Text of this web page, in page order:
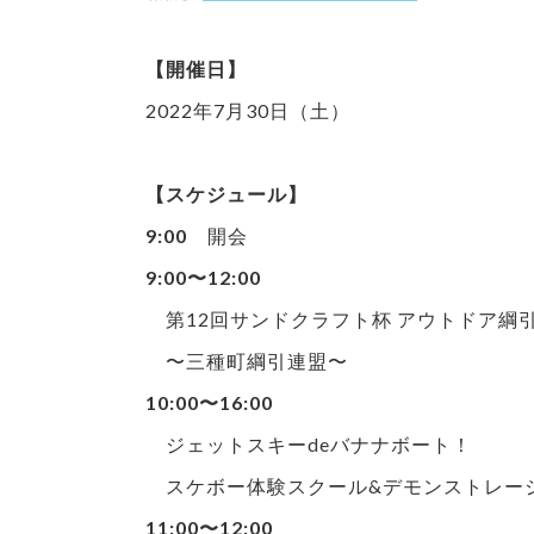
【開催日】
2022年7月30日（土）
【スケジュール】
9:00 開会
9:00〜12:00
第12回サンドクラフト杯 アウトドア綱
〜三種町綱引連盟〜
10:00〜16:00
ジェットスキーdeバナナボート！
スケボー体験スクール&デモンストレー
11:00〜12:00